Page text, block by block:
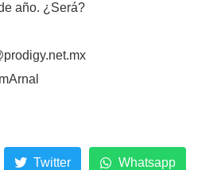
año. ¿Será?
Twitter Whatsapp